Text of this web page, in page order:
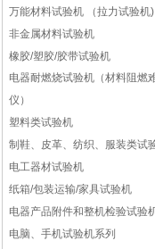
万能材料试验机 （拉力试验机)
非金属材料试验机
橡胶/塑胶/胶带试验机
电器耐燃烧试验机（材料阻燃
仪）
塑料类试验机
制鞋、皮革、纺织、服装类试
电工器材试验机
纸箱/包装运输/家具试验机
电器产品附件和整机检验试验
电脑、手机试验机系列